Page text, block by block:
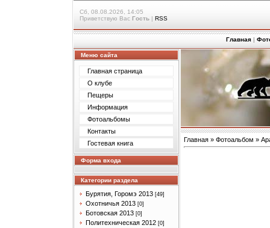
Сб, 08.08.2026, 14:05
Приветствую Вас Гость | RSS
Главная |
Меню сайта
Главная страница
О клубе
Пещеры
Информация
Фотоальбомы
Контакты
Гостевая книга
Форма входа
Категории раздела
Бурятия, Горомэ 2013 [49]
Охотничья 2013 [0]
Ботовская 2013 [0]
Политехническая 2012 [0]
Главная » Фотоальбом »